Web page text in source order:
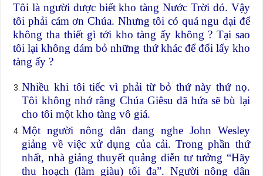
Tôi là người được biết kho tàng Nước Trời đó. Vậy
tôi phải cám ơn Chúa. Nhưng tôi có quá ngu dại để
không tha thiết gì tới kho tàng ấy không ? Tại sao
tôi lại không dám bỏ những thứ khác để đổi lấy kho
tàng ấy ?
Nhiều khi tôi tiếc vì phải từ bỏ thứ này thứ nọ.
Tôi không nhớ rằng Chúa Giêsu đã hứa sẽ bù lại
cho tôi một kho tàng vô giá.
Một người nông dân đang nghe John Wesley
giảng về việc xử dụng của cải. Trong phần thứ
nhất, nhà giảng thuyết quảng diễn tư tưởng “Hãy
thu hoạch (làm giàu) tối đa”. Người nông dân